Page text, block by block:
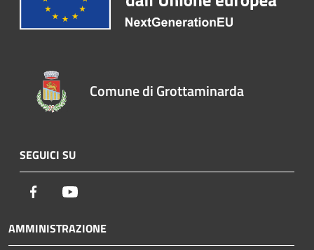
Comune di Grottaminarda
SEGUICI SU
Facebook
AMMINISTRAZIONE